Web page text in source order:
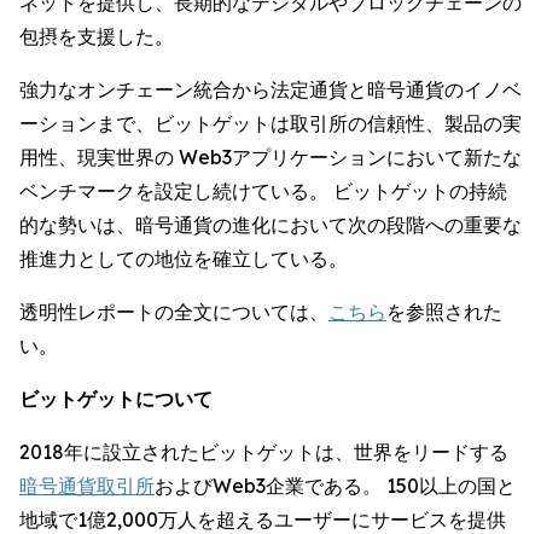
包摂を支援した。
強力なオンチェーン統合から法定通貨と暗号通貨のイノベ
ーションまで、ビットゲットは取引所の信頼性、製品の実
用性、現実世界の Web3アプリケーションにおいて新たな
ベンチマークを設定し続けている。 ビットゲットの持続
的な勢いは、暗号通貨の進化において次の段階への重要な
推進力としての地位を確立している。
透明性レポートの全文については、 こちら を参照された
い。
ビットゲットについて
2018年に設立されたビットゲットは、世界をリードする
暗号通貨取引所およびWeb3企業である。 150以上の国と
地域で1億2,000万人を超えるユーザーにサービスを提供